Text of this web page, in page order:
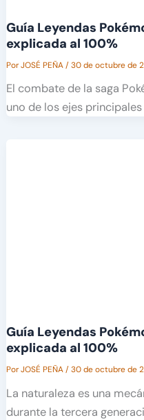
Guía Leyendas
explicada al 100%
PorJOSÉ PEÑA/30 de octubre de
El combate de la saga
uno de los ejes
Guía Leyendas
explicada al 100%
PorJOSÉ PEÑA/30 de octubre de
La naturaleza es una
durante la tercera